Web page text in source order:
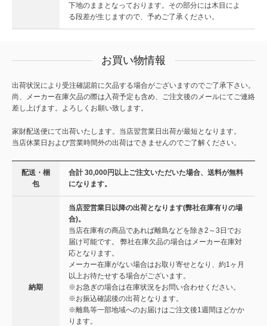
下地のままとなっております。その部分には木目によ
る段差が生じますので、予めご了承ください。
お買い物情報
出荷状況により受注確認前に欠品する場合がございますのでご了承下さい。
尚、メーカー在庫欠品の際は入荷予定も含め、ご注文後のメールにてご連絡
差し上げます。よろしくお願い致します。
家財配送便にて出荷いたします。当店翌営業日出荷が最短となります。
当店休業日および営業時間外の出荷はできませんのでご了解ください。
配送・梱
包
合計 30,000円以上ご注文いただいた場合、送料が無料
になります。
納期
当店翌営業日以降の出荷となります(弊社在庫有りの場
合)。
当店在庫有の商品であれば離島などを除き2～3日でお
届け可能です。 弊社在庫欠品の場合はメーカー在庫対
応となります。
メーカー在庫がない場合はお取り寄せとなり、約1ヶ月
以上お待たせする場合がございます。
※お急ぎの場合は在庫状況をお問い合わせください。
※お振込確認後の出荷となります。
※離島等一部地域へのお届けはご注文後1週間ほどかか
ります。